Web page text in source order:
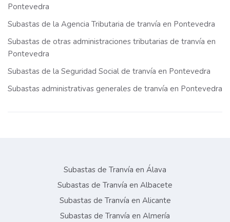
Pontevedra
Subastas de la Agencia Tributaria de tranvía en Pontevedra
Subastas de otras administraciones tributarias de tranvía en
Pontevedra
Subastas de la Seguridad Social de tranvía en Pontevedra
Subastas administrativas generales de tranvía en Pontevedra
Subastas de Tranvía en Álava
Subastas de Tranvía en Albacete
Subastas de Tranvía en Alicante
Subastas de Tranvía en Almería